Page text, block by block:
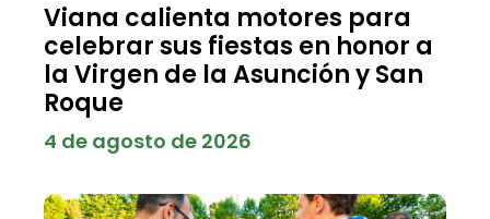
Viana calienta motores para
celebrar sus fiestas en honor a
la Virgen de la Asunción y San
Roque
4 de agosto de 2026